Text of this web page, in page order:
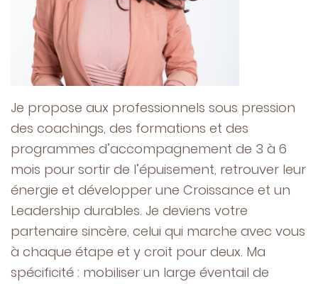
Je propose aux professionnels sous pression
des coachings, des formations et des
programmes d’accompagnement de 3 à 6
mois pour sortir de l’épuisement, retrouver leur
énergie et développer une Croissance et un
Leadership durables. Je deviens votre
partenaire sincère, celui qui marche avec vous
à chaque étape et y croit pour deux. Ma
spécificité : mobiliser un large éventail de